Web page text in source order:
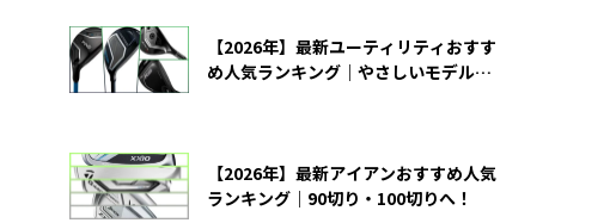
【2026年】最新ユーティリティおすす
め人気ランキング｜やさしいモデルの
【2026年】最新アイアンおすすめ人気
ランキング｜90切り・100切りへ！